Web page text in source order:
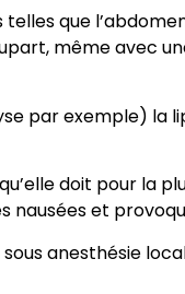
que
même avec
par exemple) la
doit pour la
et
anesthésie